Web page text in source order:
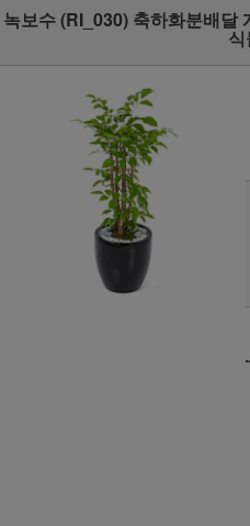
녹보수 (RI_030) 축하화분배달